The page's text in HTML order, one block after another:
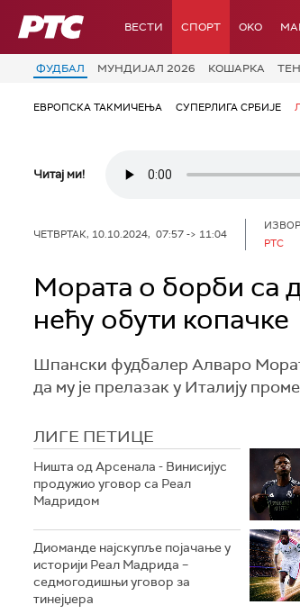
РТС ВЕСТИ СПОРТ OKO
ФУДБАЛ МУНДИЈАЛ 2026 КОШАРКА
ЕВРОПСКА ТАКМИЧЕЊА СУПЕРЛИГА СРБИЈЕ
Читај ми!
ЧЕТВРТАК, 10.10.2024, 07:57 -> 11:04
РТС
Мората о борби са
нећу обути копачке
Шпански фудбалер Алваро
да му је прелазак у Италију
ЛИГЕ ПЕТИЦЕ
Ништа од Арсенала - Винисијус
продужио уговор са Реал
Мадридом
Диоманде најскупље појачање у
историји Реал Мадрида –
седмогодишњи уговор за
тинејџера